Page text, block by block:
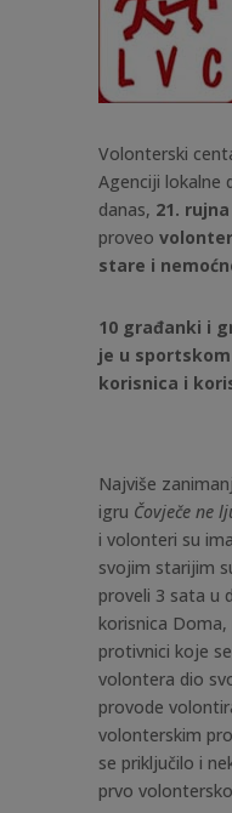
Volonterski
Agenciji lokalne
danas, 21. rujna
proveo
stare i
10 građanki i
je u
korisnica i
Najviše
igru Čovječe ne
i volonteri su
svojim starijim
proveli 3 sata u
korisnica
protivnici koje
volontera dio
provode
volonterskim
se priključilo i
prvo